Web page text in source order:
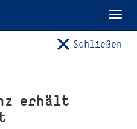
Schließen
erhält